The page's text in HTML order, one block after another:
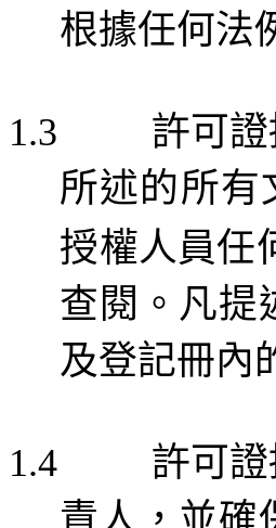
根據任何法
1.3
許可
所述的所有
授權人員任
查閱。 凡提
及登記冊內
1.4
許可
責人，並確